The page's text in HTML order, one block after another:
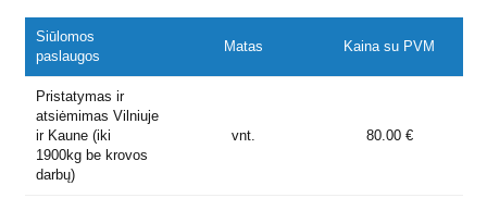
Siūlomos
paslaugos
Matas Kaina su PVM
Pristatymas ir
atsiėmimas Vilniuje
ir Kaune (iki
1900kg be krovos
darbų)
vnt. 80.00 €